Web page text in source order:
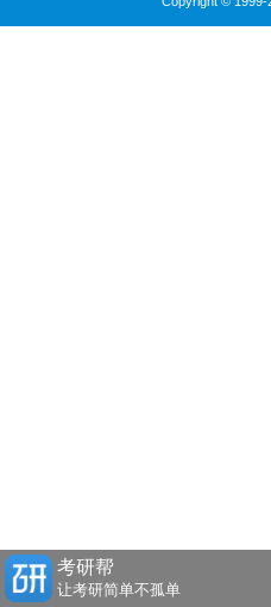
考研帮
让考研简单不孤单